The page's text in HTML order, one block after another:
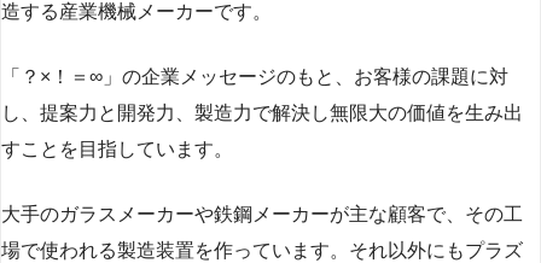
造する産業機械メーカーです。
「？×！＝∞」の企業メッセージのもと、お客様の課題に対
し、提案力と開発力、製造力で解決し無限大の価値を生み出
すことを目指しています。
大手のガラスメーカーや鉄鋼メーカーが主な顧客で、その工
場で使われる製造装置を作っています。それ以外にもプラズ